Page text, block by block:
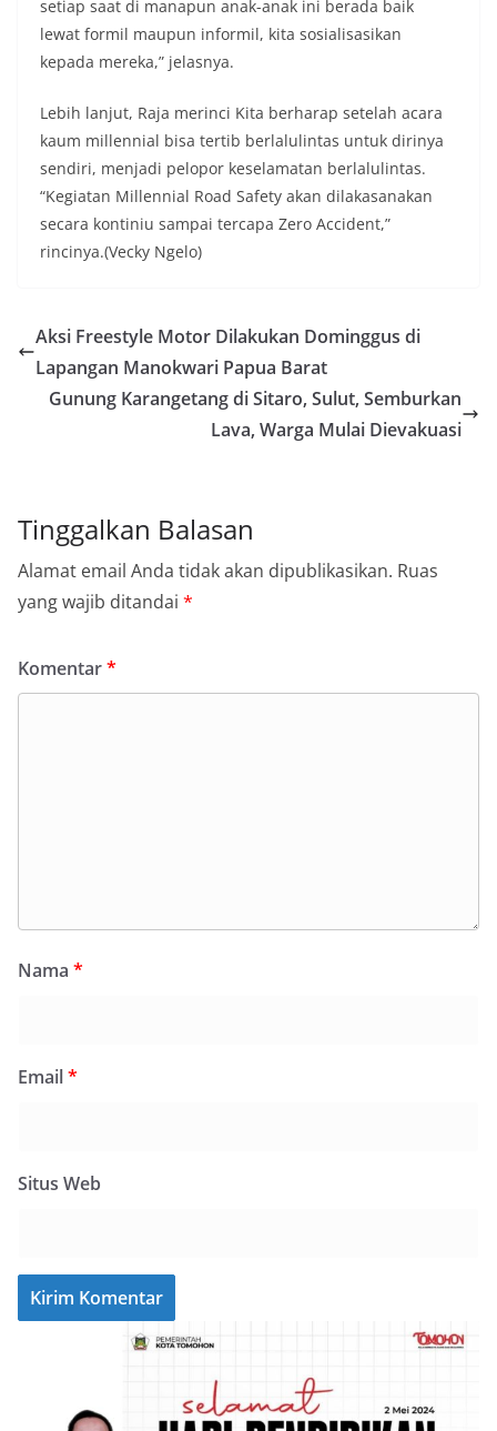
setiap saat di manapun anak-anak ini berada baik
lewat formil maupun informil, kita sosialisasikan
kepada mereka,” jelasnya.
Lebih lanjut, Raja merinci Kita berharap setelah acara
kaum millennial bisa tertib berlalulintas untuk dirinya
sendiri, menjadi pelopor keselamatan berlalulintas.
“Kegiatan Millennial Road Safety akan dilakasanakan
secara kontiniu sampai tercapa Zero Accident,”
rincinya.(Vecky Ngelo)
Aksi Freestyle Motor Dilakukan Dominggus di
Lapangan Manokwari Papua Barat
Gunung Karangetang di Sitaro, Sulut, Semburkan
Lava, Warga Mulai Dievakuasi
Tinggalkan Balasan
Alamat email Anda tidak akan dipublikasikan. Ruas
yang wajib ditandai *
Komentar*
Nama *
Email*
Situs Web